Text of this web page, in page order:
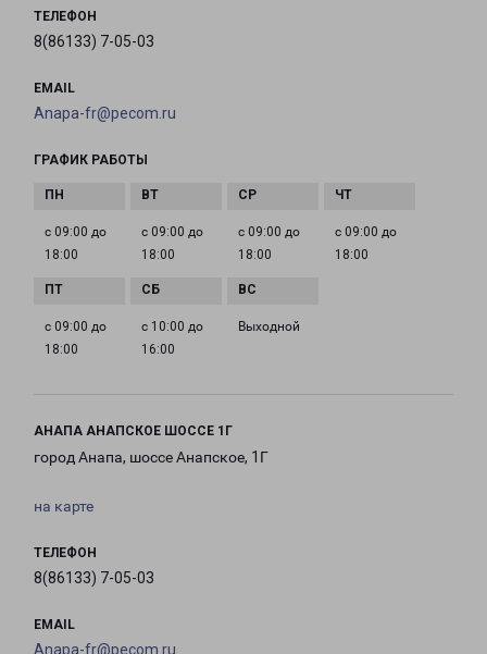
ТЕЛЕФОН
8(86133) 7-05-03
EMAIL
Anapa-fr@pecom.ru
ГРАФИК РАБОТЫ
с 09:00 до
18:00
с 09:00 до
18:00
с 09:00 до
18:00
с 09:00 до
18:00
с 09:00 до
18:00
с 10:00 до
16:00
Выходной
АНАПА АНАПСКОЕ ШОССЕ 1Г
город Анапа, шоссе Анапское, 1Г
на карте
ТЕЛЕФОН
8(86133) 7-05-03
EMAIL
Anapa-fr@pecom.ru